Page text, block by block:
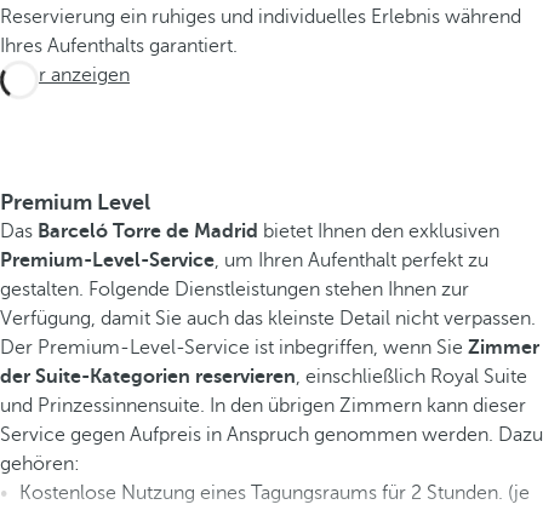
Reservierung ein ruhiges und individuelles Erlebnis während
Ihres Aufenthalts garantiert.
Mehr anzeigen
Premium Level
Das Barceló Torre de Madrid bietet Ihnen den exklusiven
Premium-Level-Service, um Ihren Aufenthalt perfekt zu
gestalten. Folgende Dienstleistungen stehen Ihnen zur
Verfügung, damit Sie auch das kleinste Detail nicht verpassen.
Der Premium-Level-Service ist inbegriffen, wenn Sie Zimmer
der Suite-Kategorien reservieren, einschließlich Royal Suite
und Prinzessinnensuite. In den übrigen Zimmern kann dieser
Service gegen Aufpreis in Anspruch genommen werden. Dazu
gehören:
Kostenlose Nutzung eines Tagungsraums für 2 Stunden. (je